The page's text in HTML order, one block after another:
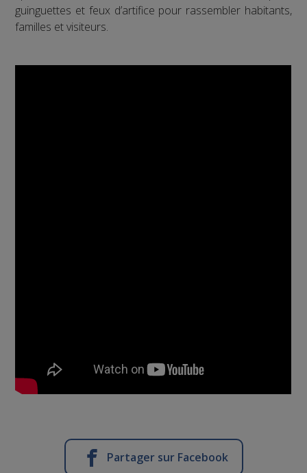
guinguettes et feux d’artifice pour rassembler habitants,
familles et visiteurs.
Partager sur Facebook